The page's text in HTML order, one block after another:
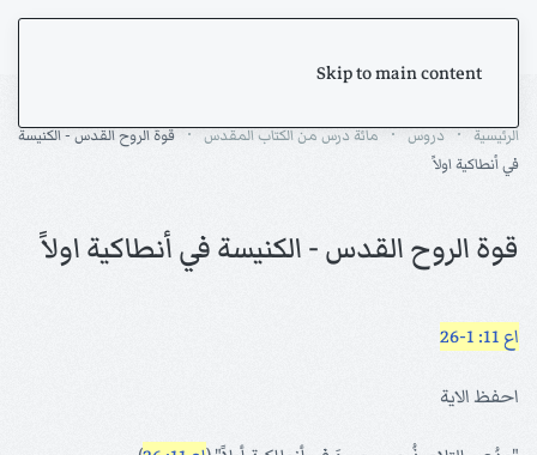
Skip to main content
الرئيسية دروس مائة درس من الكتاب المقدس
قوة الروح القدس - الكنيسة
في أنطاكية اولاً
قوة الروح القدس - الكنيسة في أنطاكية اولاً
اع 11: 1-26
احفظ الاية